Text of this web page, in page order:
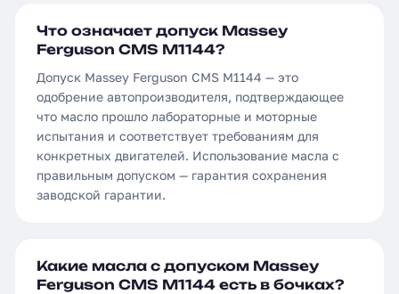
Что означает допуск Massey
Ferguson CMS M1144?
Допуск Massey Ferguson CMS M1144 — это
одобрение автопроизводителя, подтверждающее
что масло прошло лабораторные и моторные
испытания и соответствует требованиям для
конкретных двигателей. Использование масла с
правильным допуском — гарантия сохранения
заводской гарантии.
Какие масла с допуском Massey
Ferguson CMS M1144 есть в бочках?